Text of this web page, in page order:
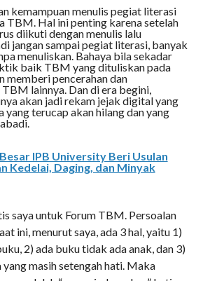
kemampuan menulis pegiat literasi
TBM. Hal ini penting karena setelah
diikuti dengan menulis lalu
jangan sampai pegiat literasi, banyak
menuliskan. Bahaya bila sekadar
baik TBM yang dituliskan pada
memberi pencerahan dan
lainnya. Dan di era begini,
akan jadi rekam jejak digital yang
yang terucap akan hilang dan yang
IPB University Beri Usulan
Kedelai, Daging, dan Minyak
saya untuk Forum TBM. Persoalan
ini, menurut saya, ada 3 hal, yaitu 1)
2) ada buku tidak ada anak, dan 3)
masih setengah hati. Maka